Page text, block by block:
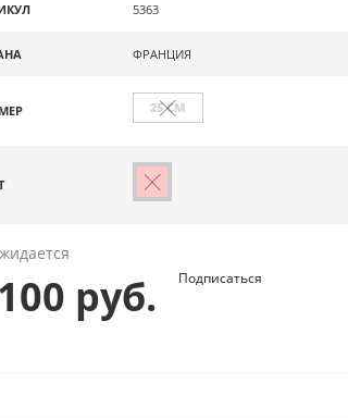
5363
ФРАНЦИЯ
25 СМ
руб. Подписаться